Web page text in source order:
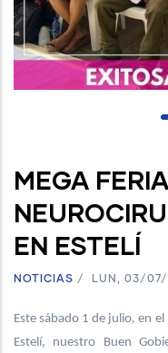
MEGA
EN ESTELÍ
NOTICIAS / LUN, 03/
Este sábado 1 de julio, en
Estelí, nuestro Buen